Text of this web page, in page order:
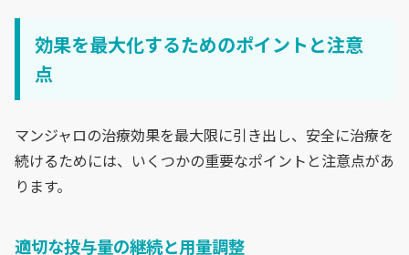
効果を最大化するためのポイントと注意
点
マンジャロの治療効果を最大限に引き出し、安全に治療を
続けるためには、いくつかの重要なポイントと注意点があ
ります。
適切な投与量の継続と用量調整